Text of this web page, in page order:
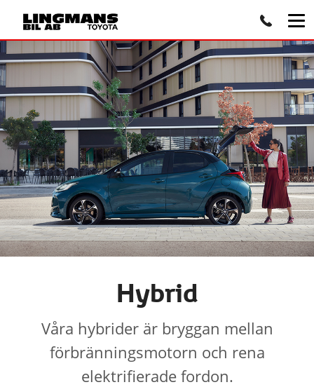
Hybrid
Våra hybrider är bryggan mellan
förbränningsmotorn och rena
elektrifierade fordon.